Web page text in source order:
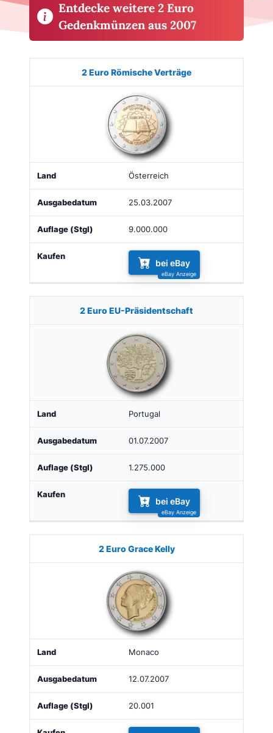
Entdecke weitere 2 Euro
Gedenkmünzen aus 2007
Bild Land Ausgabe
2 Euro Römische Verträge
Österreich
25.03.2007
9.000.000
bei eBay
2 Euro EU-Präsidentschaft
Portugal
01.07.2007
1.275.000
bei eBay
2 Euro Grace Kelly
Monaco
12.07.2007
20.001